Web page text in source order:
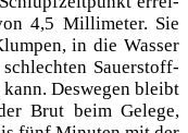
4,5 Mil­li­me­ter. Sie
in die Was­ser
Sau­er­stoff­
Des­we­gen bleibt
Brut beim Gele­ge,